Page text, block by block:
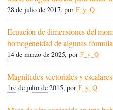
28 de julio de 2017, por F_y_Q
Ecuación de dimensiones del
homogeneidad de algunas
14 de marzo de 2025, por F_y_Q
Magnitudes vectoriales y
1ro de julio de 2015, por F_y_Q